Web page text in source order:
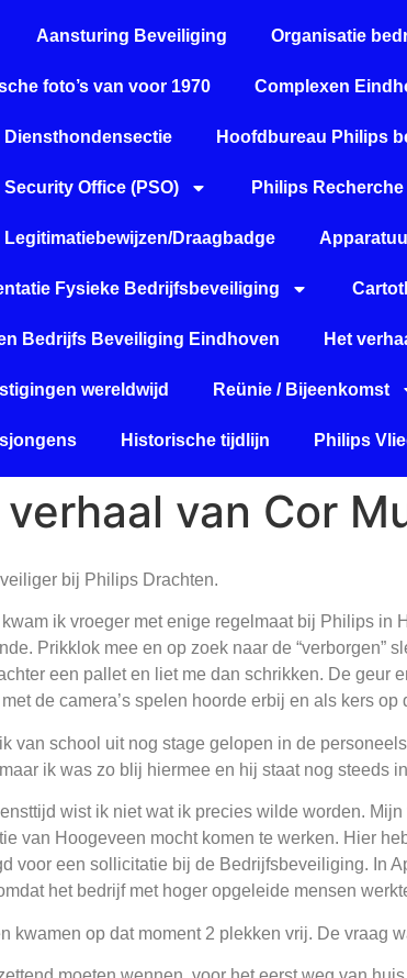
Aansturing Beveiliging Organisatie
foto’s van voor 1970 Complexen
Diensthondensectie Hoofdbureau Philips
Security Office (PSO) Philips Recherche
Legitimatiebewijzen/Draagbadge
Fysieke Bedrijfsbeveiliging
Bedrijfs Beveiliging Eindhoven Het
wereldwijd Reünie / Bijeenkomst
Historische tijdlijn Philips
van Cor
bij Philips Drachten.
ik vroeger met enige regelmaat bij Philips in
Prikklok mee en op zoek naar de “verborgen”
een pallet en liet me dan schrikken. De geur
met de camera’s spelen hoorde erbij en als kers
van school uit nog stage gelopen in de
ik was zo blij hiermee en hij staat nog steeds
wist ik niet wat ik precies wilde worden.
van Hoogeveen mocht komen te werken. Hier
voor een sollicitatie bij de Bedrijfsbeveiliging. In
het bedrijf met hoger opgeleide mensen
kwamen op dat moment 2 plekken vrij. De vraag